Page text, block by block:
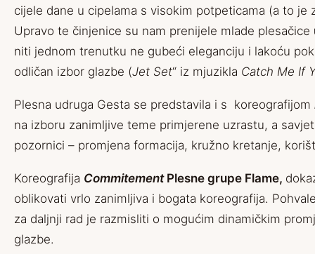
cijele dane u cipelama s visokim potpeticama (a to
Upravo te činjenice su nam prenijele mlade plesačice
niti jednom trenutku ne gubeći eleganciju i lakoću
odličan izbor glazbe (Jet Set“ iz mjuzikla Catch Me If
Plesna udruga Gesta se predstavila i s koreografijom
na izboru zanimljive teme primjerene uzrastu, a
pozornici – promjena formacija, kružno kretanje,
Koreografija CommitementPlesne grupe Flame,
oblikovati vrlo zanimljiva i bogata koreografija.
za daljnji rad je razmisliti o mogućim dinamičkim
glazbe.